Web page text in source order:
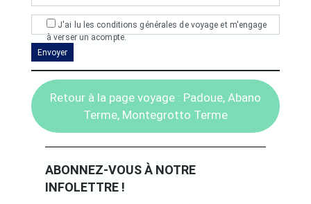
J'ai lu les conditions générales de voyage et m'engage
à verser un acompte.
Retour à la page voyage : Padoue, Abano
Terme, Montegrotto Terme
ABONNEZ-VOUS À NOTRE
INFOLETTRE !